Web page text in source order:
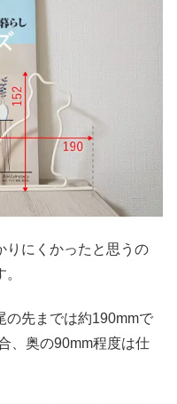
りにくかったと思うの
の先までは約190mmで
、奥の90mm程度は仕